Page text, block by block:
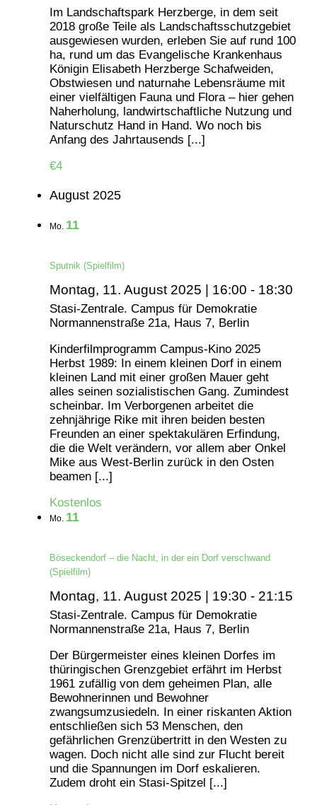
Im Landschaftspark Herzberge, in dem seit
2018 große Teile als Landschaftsschutzgebiet
ausgewiesen wurden, erleben Sie auf rund 100
ha, rund um das Evangelische Krankenhaus
Königin Elisabeth Herzberge Schafweiden,
Obstwiesen und naturnahe Lebensräume mit
einer vielfältigen Fauna und Flora – hier gehen
Naherholung, landwirtschaftliche Nutzung und
Naturschutz Hand in Hand. Wo noch bis
Anfang des Jahrtausends [...]
€4
August 2025
Mo. 11
Sputnik (Spielfilm)
Montag, 11. August 2025 | 16:00 - 18:30
Stasi-Zentrale. Campus für Demokratie
Normannenstraße 21a, Haus 7, Berlin
Kinderfilmprogramm Campus-Kino 2025
Herbst 1989: In einem kleinen Dorf in einem
kleinen Land mit einer großen Mauer geht
alles seinen sozialistischen Gang. Zumindest
scheinbar. Im Verborgenen arbeitet die
zehnjährige Rike mit ihren beiden besten
Freunden an einer spektakulären Erfindung,
die die Welt verändern, vor allem aber Onkel
Mike aus West-Berlin zurück in den Osten
beamen [...]
Kostenlos
Mo. 11
Böseckendorf – die Nacht, in der ein Dorf verschwand
(Spielfilm)
Montag, 11. August 2025 | 19:30 - 21:15
Stasi-Zentrale. Campus für Demokratie
Normannenstraße 21a, Haus 7, Berlin
Der Bürgermeister eines kleinen Dorfes im
thüringischen Grenzgebiet erfährt im Herbst
1961 zufällig von dem geheimen Plan, alle
Bewohnerinnen und Bewohner
zwangsumzusiedeln. In einer riskanten Aktion
entschließen sich 53 Menschen, den
gefährlichen Grenzübertritt in den Westen zu
wagen. Doch nicht alle sind zur Flucht bereit
und die Spannungen im Dorf eskalieren.
Zudem droht ein Stasi-Spitzel [...]